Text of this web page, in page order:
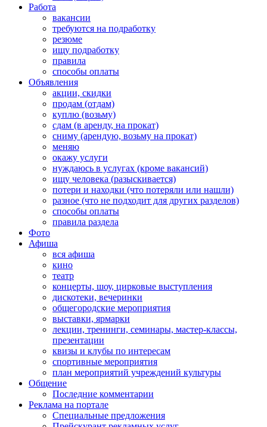
Работа
вакансии
требуются на подработку
резюме
ищу подработку
правила
способы оплаты
Объявления
акции, скидки
продам (отдам)
куплю (возьму)
сдам (в аренду, на прокат)
сниму (арендую, возьму на прокат)
меняю
окажу услуги
нуждаюсь в услугах (кроме вакансий)
ищу человека (разыскивается)
потери и находки (что потеряли или нашли)
разное (что не подходит для других разделов)
способы оплаты
правила раздела
Фото
Афиша
вся афиша
кино
театр
концерты, шоу, цирковые выступления
дискотеки, вечеринки
общегородские мероприятия
выставки, ярмарки
лекции, тренинги, семинары, мастер-классы,
презентации
квизы и клубы по интересам
спортивные мероприятия
план мероприятий учреждений культуры
Общение
Последние комментарии
Реклама на портале
Специальные предложения